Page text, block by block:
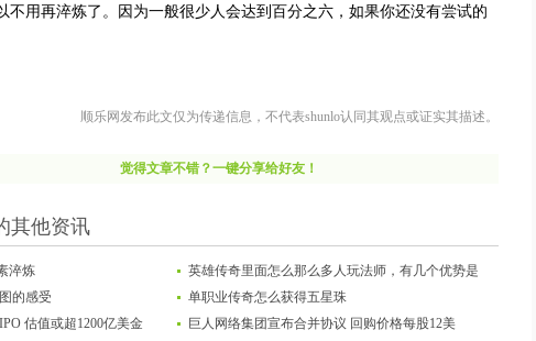
不用再淬炼了。因为一般很少人会达到百分之六，如果你还没有尝试的
顺乐网发布此文仅为传递信息，不代表shunlo认同其观点或证实其描述。
觉得文章不错？一键分享给好友！
其他资讯
淬炼
英雄传奇里面怎么那么多人玩法师，有几个优势是
的感受
单职业传奇怎么获得五星珠
估值或超1200亿美金
巨人网络集团宣布合并协议 回购价格每股12美